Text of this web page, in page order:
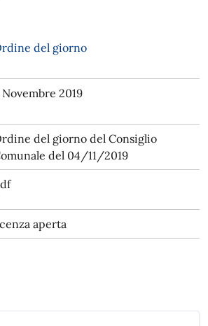
del giorno
Novembre 2019
del giorno del Consiglio
del 04/11/2019
aperta